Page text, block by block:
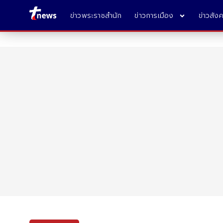
ข่าวพระราชสำนัก ข่าวการเมือง ข่าวสัง